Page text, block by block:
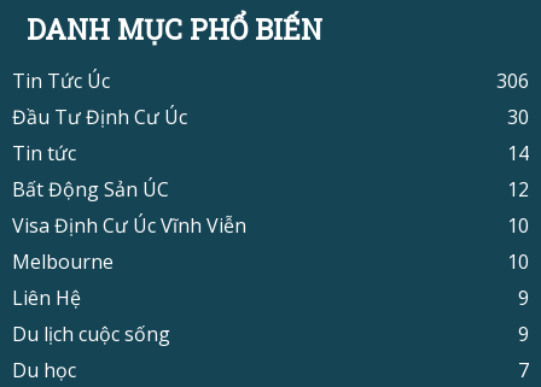
DANH MỤC PHỔ BIẾN
Tin Tức Úc
306
Đầu Tư Định Cư Úc
30
Tin tức
14
Bất Động Sản ÚC
12
Visa Định Cư Úc Vĩnh Viễn
10
Melbourne
10
Liên Hệ
9
Du lịch cuộc sống
9
Du học
7